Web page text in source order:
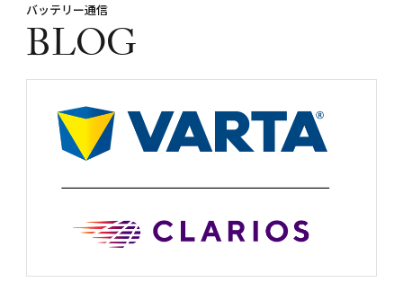
バッテリー通信
BLOG